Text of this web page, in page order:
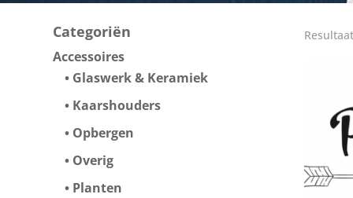
Categoriën
Accessoires
Glaswerk & Keramiek
Kaarshouders
Opbergen
Overig
Planten